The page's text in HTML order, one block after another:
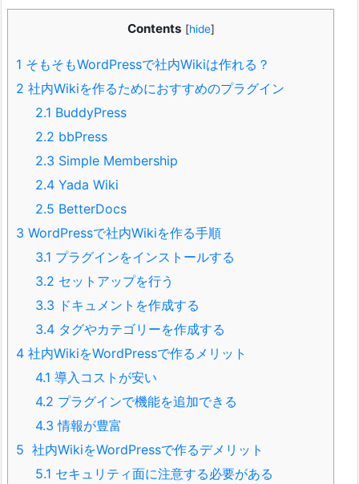
Contents [hide]
1 そもそもWordPressで社内Wikiは作れる？
2 社内Wikiを作るためにおすすめのプラグイン
2.1 BuddyPress
2.2 bbPress
2.3 Simple Membership
2.4 Yada Wiki
2.5 BetterDocs
3 WordPressで社内Wikiを作る手順
3.1 プラグインをインストールする
3.2 セットアップを行う
3.3 ドキュメントを作成する
3.4 タグやカテゴリーを作成する
4 社内WikiをWordPressで作るメリット
4.1 導入コストが安い
4.2 プラグインで機能を追加できる
4.3 情報が豊富
5 社内WikiをWordPressで作るデメリット
5.1 セキュリティ面に注意する必要がある